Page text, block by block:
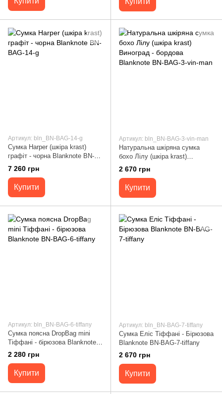
Артикул: bln_BN-BAG-14-g
Сумка Harper (шкіра krast)
графіт - чорна Blanknote BN-
BAG-14-g
7 260 грн
Купити
Артикул: bln_BN-BAG-3-vin-man
Натуральна шкіряна сумка
бохо Лілу (шкіра krast)
Виноград - бордова Blanknote
BN-BAG-3-vin-man
2 670 грн
Купити
Артикул: bln_BN-BAG-6-tiffany
Сумка поясна DropBag mini
Тіффані - бірюзова Blanknote
BN-BAG-6-tiffany
2 280 грн
Купити
Артикул: bln_BN-BAG-7-tiffany
Сумка Еліс Тіффані - Бірюзова
Blanknote BN-BAG-7-tiffany
2 670 грн
Купити